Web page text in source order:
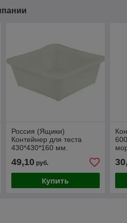
Россия (Ящики)
Контейнер для теста
430*430*160 мм.
морозостойкий, белый
/1/300/
49,10руб.
Купить